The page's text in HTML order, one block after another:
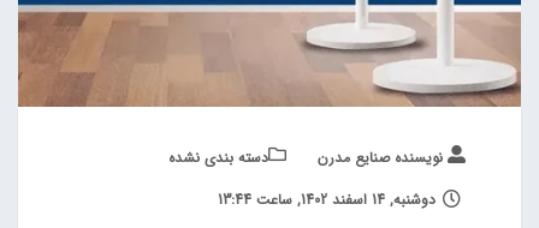
نویسنده صنایع مدرن
دسته بندی نشده
دوشنبه, 14 اسفند 1402, ساعت 13:44